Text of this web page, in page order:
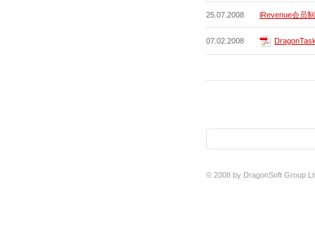
25.07.2008 iRevenue会员
07.02.2008
© 2008 by DragonSoft Group